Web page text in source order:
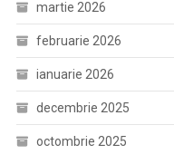
martie 2026
februarie 2026
ianuarie 2026
decembrie 2025
octombrie 2025